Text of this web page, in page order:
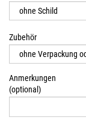
Zubehör
Anmerkungen
(optional)